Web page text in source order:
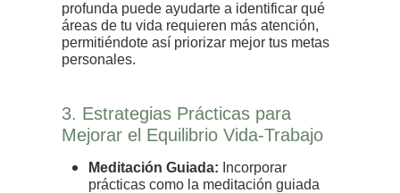
profunda puede ayudarte a identificar qué
áreas de tu vida requieren más atención,
permitiéndote así priorizar mejor tus metas
personales.
3. Estrategias Prácticas para
Mejorar el Equilibrio Vida-Trabajo
Meditación Guiada: Incorporar
prácticas como la meditación guiada